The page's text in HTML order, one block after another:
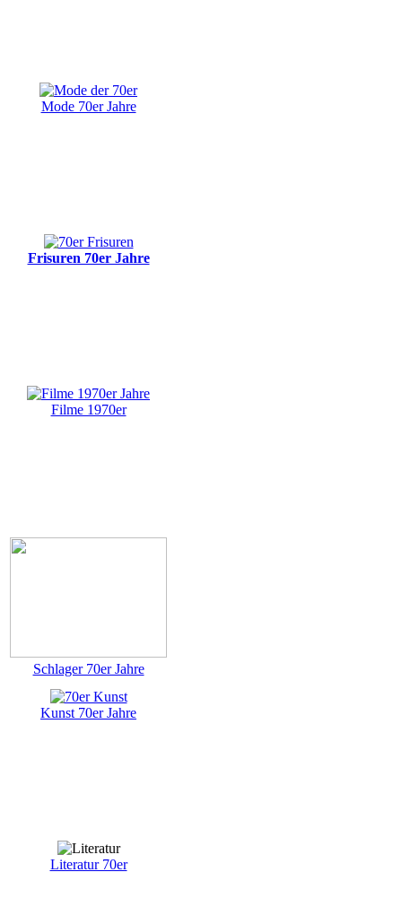
Mode 70er Jahre
Frisuren 70er Jahre
Filme 1970er
Schlager 70er Jahre
Kunst 70er Jahre
Literatur 70er